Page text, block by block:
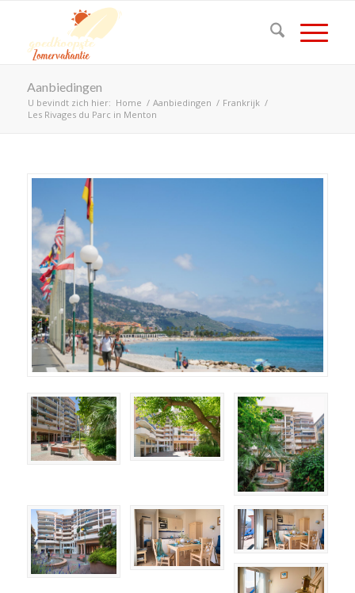
Aanbiedingen
U bevindt zich hier: Home / Aanbiedingen / Frankrijk /
Les Rivages du Parc in Menton